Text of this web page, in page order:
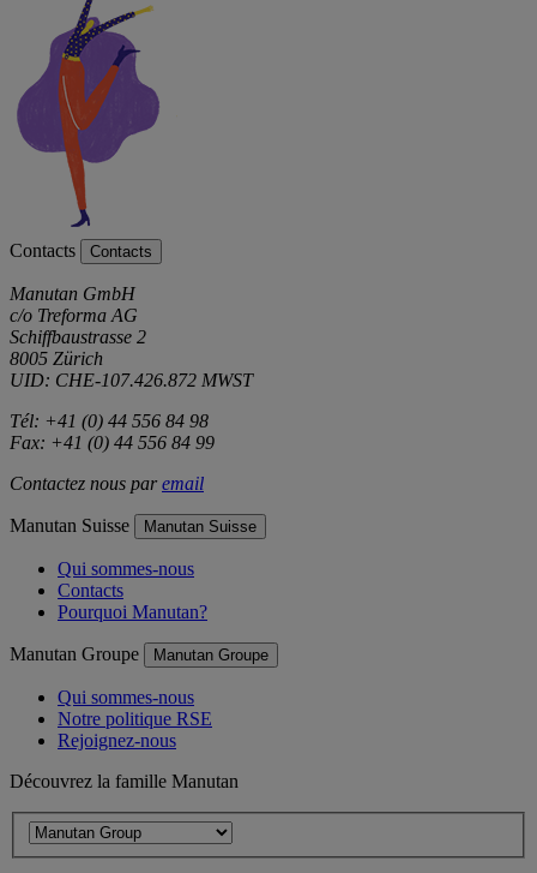
Contacts Contacts
Manutan GmbH
c/o Treforma AG
Schiffbaustrasse 2
8005 Zürich
UID: CHE-107.426.872 MWST
Tél: +41 (0) 44 556 84 98
Fax: +41 (0) 44 556 84 99
Contactez nous paremail
Manutan Suisse Manutan Suisse
Qui sommes-nous
Contacts
Pourquoi Manutan?
Manutan Groupe Manutan Groupe
Qui sommes-nous
Notre politique RSE
Rejoignez-nous
Découvrez la famille Manutan